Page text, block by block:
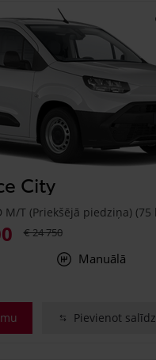
City
M/T (Priekšējā piedziņa) (75
€ 24 750
Manuālā
Pievienot